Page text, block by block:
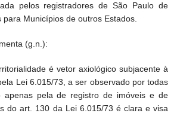
pelos registradores de São Paulo de
Municípios de outros Estados.
(g.n.):
é vetor axiológico subjacente à
Lei 6.015/73, a ser observado por todas
apenas pela de registro de imóveis e de
do art. 130 da Lei 6.015/73 é clara e visa